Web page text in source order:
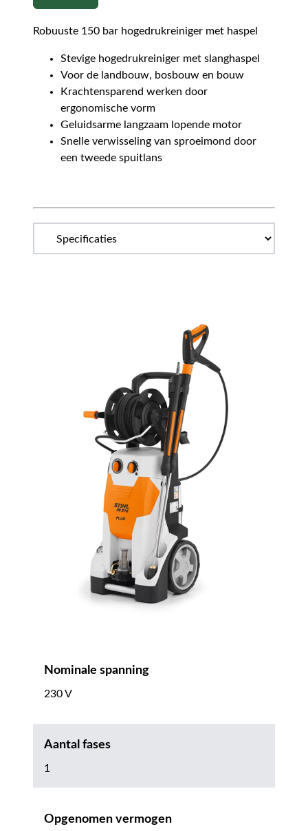
Robuuste 150 bar hogedrukreiniger met haspel
Stevige hogedrukreiniger met slanghaspel
Voor de landbouw, bosbouw en bouw
Krachtensparend werken door
ergonomische vorm
Geluidsarme langzaam lopende motor
Snelle verwisseling van sproeimond door
een tweede spuitlans
Nominale spanning
230 V
Aantal fases
1
Opgenomen vermogen